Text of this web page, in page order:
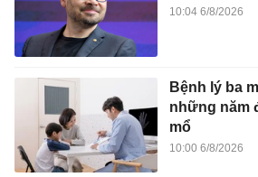
10:04 6/8/2026
Bệnh lý ba
những năm
mổ
10:00 6/8/2026